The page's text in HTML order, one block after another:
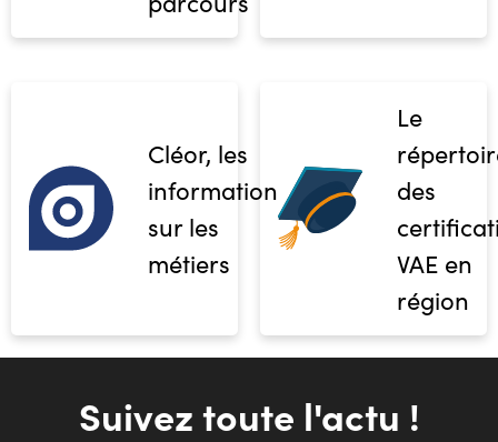
Cléor, les
informations
sur les
métiers
Le
des
VAE en
région
Suivez toute l'actu !